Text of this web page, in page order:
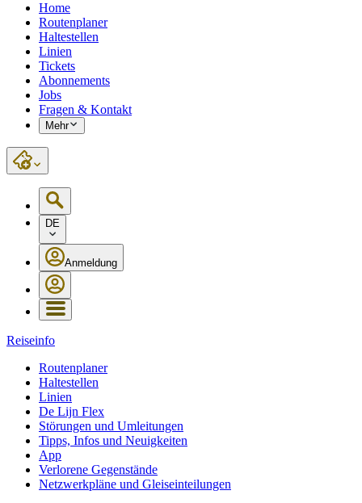
Home
Routenplaner
Haltestellen
Linien
Tickets
Abonnements
Jobs
Fragen & Kontakt
Mehr
DE
Anmeldung
Reiseinfo
Routenplaner
Haltestellen
Linien
De Lijn Flex
Störungen und Umleitungen
Tipps, Infos und Neuigkeiten
App
Verlorene Gegenstände
Netzwerkpläne und Gleiseinteilungen